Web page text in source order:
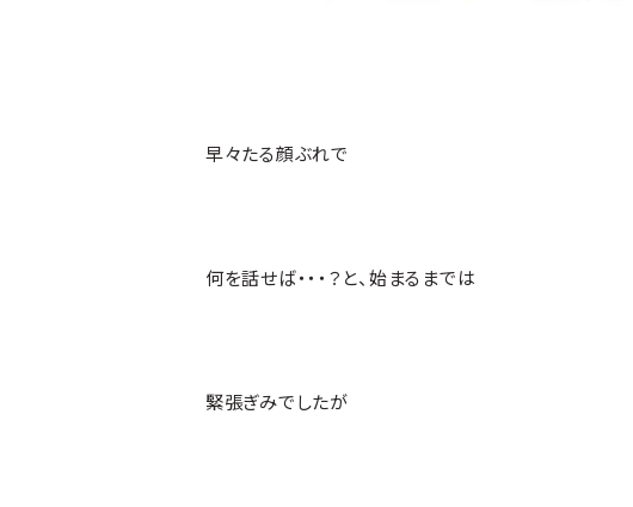
早々たる顔ぶれで
何を話せば・・・？と、始まるまでは
緊張ぎみでしたが